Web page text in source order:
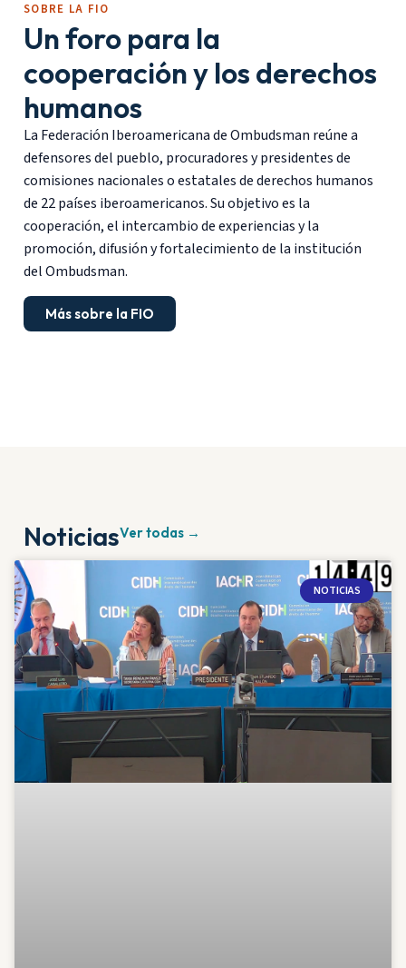
SOBRE LA FIO
Un foro para la
cooperación y los derechos
humanos
La Federación Iberoamericana de Ombudsman reúne a
defensores del pueblo, procuradores y presidentes de
comisiones nacionales o estatales de derechos humanos
de 22 países iberoamericanos. Su objetivo es la
cooperación, el intercambio de experiencias y la
promoción, difusión y fortalecimiento de la institución
del Ombudsman.
Más sobre la FIO
NoticiasVer todas →
NOTICIAS